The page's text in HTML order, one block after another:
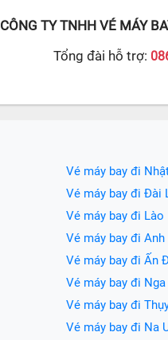
CÔNG TY TNHH VÉ MÁY
Tổng đài hỗ trợ:
Vé máy bay đi
Vé máy bay đi Đài
Vé máy bay đi Lào
Vé máy bay đi Anh
Vé máy bay đi Ấn
Vé máy bay đi Nga
Vé máy bay đi
Vé máy bay đi Na